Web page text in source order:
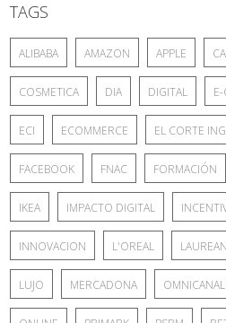
TAGS
ALIBABA AMAZON APPLE
COSMETICA DIA DIGITAL
ECI ECOMMERCE EL CORTE
FACEBOOK FNAC FORMACIÓN
IKEA IMPACTO DIGITAL
INNOVACION L'OREAL
LUJO MERCADONA